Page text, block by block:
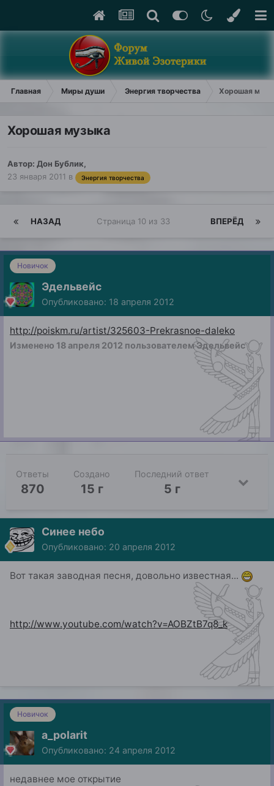
Главная Миры души Энергия творчества Хорошая
Хорошая музыка
Автор: Дон Бублик,
23 января 2011 в Энергия творчества
НАЗАД ВПЕРЁД
Страница 10 из 33
Новичок
Эдельвейс
Опубликовано: 18 апреля 2012
http://poiskm.ru/artist/325603-Prekrasnoe-daleko
Изменено 18 апреля 2012 пользователем Эдельвейс
Ответы
870
Создано
15 г
Последний ответ
5 г
Синее небо
Опубликовано: 20 апреля 2012
Вот такая заводная песня, довольно известная...
http://www.youtube.com/watch?v=AOBZtB7q8_k
Новичок
a_polarit
Опубликовано: 24 апреля 2012
недавнее мое открытие